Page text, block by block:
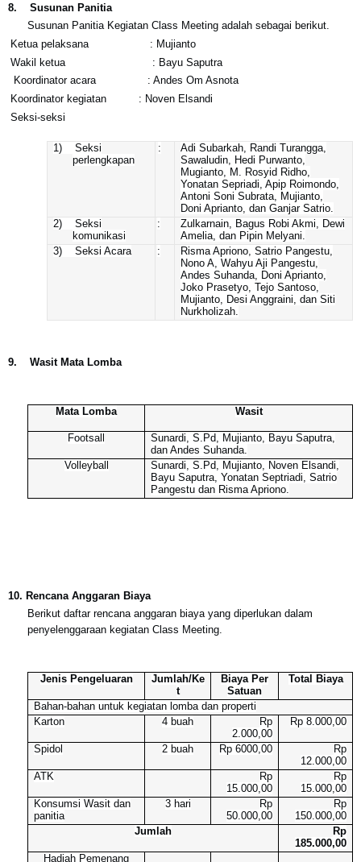
8.
Susunan Panitia
Susunan Panitia Kegiatan Class Meeting adalah sebagai berikut.
Ketua pelaksana : Mujianto
Wakil ketua : Bayu Saputra
Koordinator acara : Andes Om Asnota
Koordinator kegiatan : Noven Elsandi
Seksi-seksi
1) Seksi
perlengkapan
:
Adi Subarkah, Randi Turangga,
Sawaludin, Hedi Purwanto,
Mugianto, M. Rosyid Ridho,
Yonatan Sepriadi, Apip Roimondo,
Antoni Soni Subrata, Mujianto,
Doni Aprianto, dan Ganjar Satrio.
2) Seksi
komunikasi
:
Zulkarnain, Bagus Robi Akmi, Dewi
Amelia, dan Pipin Melyani.
3) Seksi Acara
:
Risma Apriono, Satrio Pangestu,
Nono A, Wahyu Aji Pangestu,
Andes Suhanda, Doni Aprianto,
Joko Prasetyo, Tejo Santoso,
Mujianto, Desi Anggraini, dan Siti
Nurkholizah.
9. Wasit Mata Lomba
Mata Lomba Wasit
Footsall
Sunardi, S.Pd, Mujianto, Bayu Saputra,
dan Andes Suhanda.
Volleyball
Sunardi, S.Pd, Mujianto, Noven Elsandi,
Bayu Saputra, Yonatan Septriadi, Satrio
Pangestu dan Risma Apriono.
10. Rencana Anggaran Biaya
Berikut daftar rencana anggaran biaya yang diperlukan dalam
penyelenggaraan kegiatan Class Meeting.
Jenis Pengeluaran
Jumlah/Ke
t
Biaya Per
Satuan
Total Biaya
Bahan-bahan untuk kegiatan lomba dan properti
Karton
4 buah
Rp
2.000,00
Rp 8.000,00
Spidol 2 buah Rp 6000,00
Rp
12.000,00
ATK
Rp
15.000,00
Rp
15.000,00
Konsumsi Wasit dan
panitia
3 hari
Rp
50.000,00
Rp
150.000,00
Jumlah
Rp
185.000,00
Hadiah Pemenang